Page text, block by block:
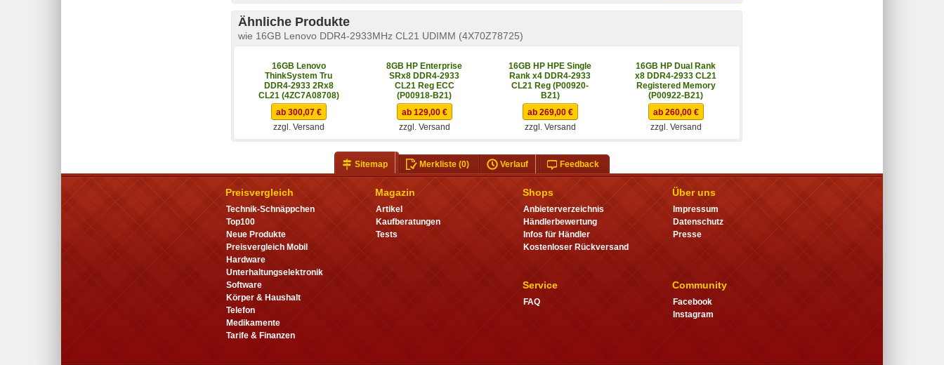
Ähnliche Produkte
wie 16GB Lenovo DDR4-2933MHz CL21 UDIMM (4X70Z78725)
16GB Lenovo
ThinkSystem Tru
DDR4-2933 2Rx8
CL21 (4ZC7A08708)
8GB HP Enterprise
SRx8 DDR4-2933
CL21 Reg ECC
(P00918-B21)
16GB HP HPE Single
Rank x4 DDR4-2933
CL21 Reg (P00920-
B21)
16GB HP Dual Rank
x8 DDR4-2933 CL21
Registered Memory
(P00922-B21)
ab 300,07 €
zzgl. Versand
ab 129,00 €
zzgl. Versand
ab 269,00 €
zzgl. Versand
ab 260,00 €
zzgl. Versand
Sitemap Merkliste(0) Verlauf Feedback
Preisvergleich
Technik-Schnäppchen
Top100
Neue Produkte
Preisvergleich Mobil
Hardware
Unterhaltungselektronik
Software
Körper & Haushalt
Telefon
Medikamente
Tarife & Finanzen
Magazin
Artikel
Kaufberatungen
Tests
Shops
Anbieterverzeichnis
Händlerbewertung
Infos für Händler
Kostenloser Rückversand
Service
FAQ
Über uns
Impressum
Datenschutz
Presse
Community
Facebook
Instagram